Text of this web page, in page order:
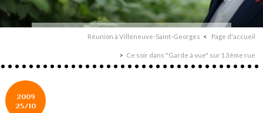
Réunion à Villeneuve-Saint-Georges Page d'accueil
Ce soir dans "Garde à vue" sur 13ème rue
2009
25/10